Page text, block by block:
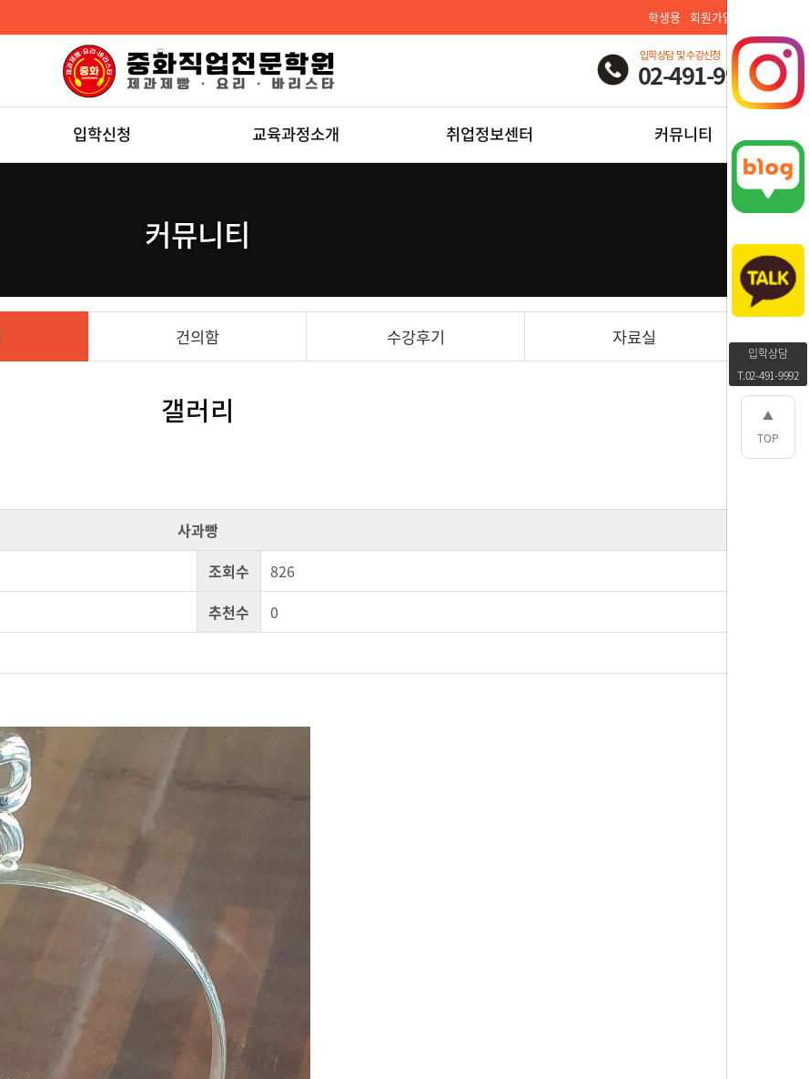
학생용 회원가입
입학상담 및 수강신청
02-491-9992
입학신청 교육과정소개 취업정보센터 커뮤니티
커뮤니티
건의함 수강후기 자료실
갤러리
사과빵
조회수
826
추천수
0
입학상담
T.02-491-9992
▲
TOP